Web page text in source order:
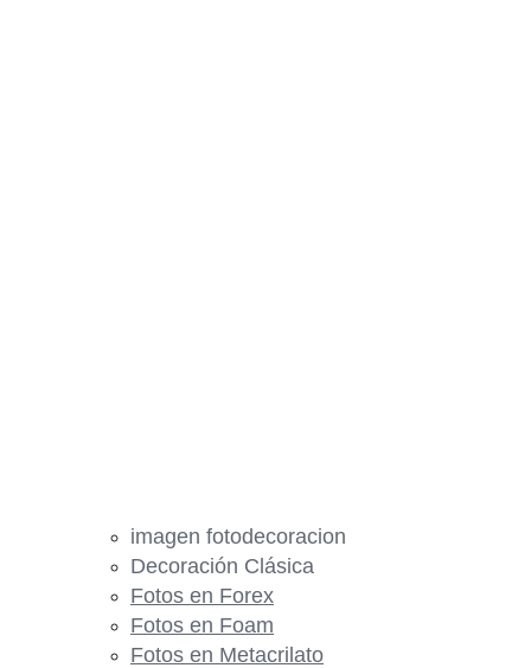
imagen fotodecoracion
Decoración Clásica
Fotos en Forex
Fotos en Foam
Fotos en Metacrilato